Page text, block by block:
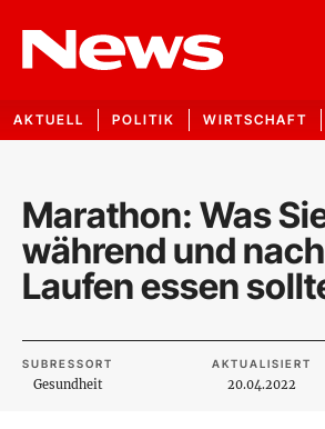
AKTUELL POLITIK WIRTSCHAFT
Marathon: Was
während und
Laufen essen
SUBRESSORT
Gesundheit
AKTUALISIERT
20.04.2022